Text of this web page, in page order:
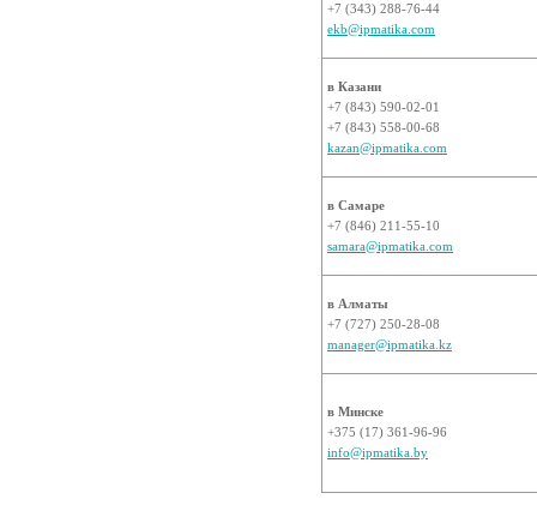
+7 (343) 288-76-44
ekb@ipmatika.com
в Казани
+7 (843) 590-02-01
+7 (843) 558-00-68
kazan@ipmatika.com
в Самаре
+7 (846) 211-55-10
samara@ipmatika.com
в Алматы
+7 (727) 250-28-08
manager@ipmatika.kz
в Минске
+375 (17) 361-96-96
info@ipmatika.by